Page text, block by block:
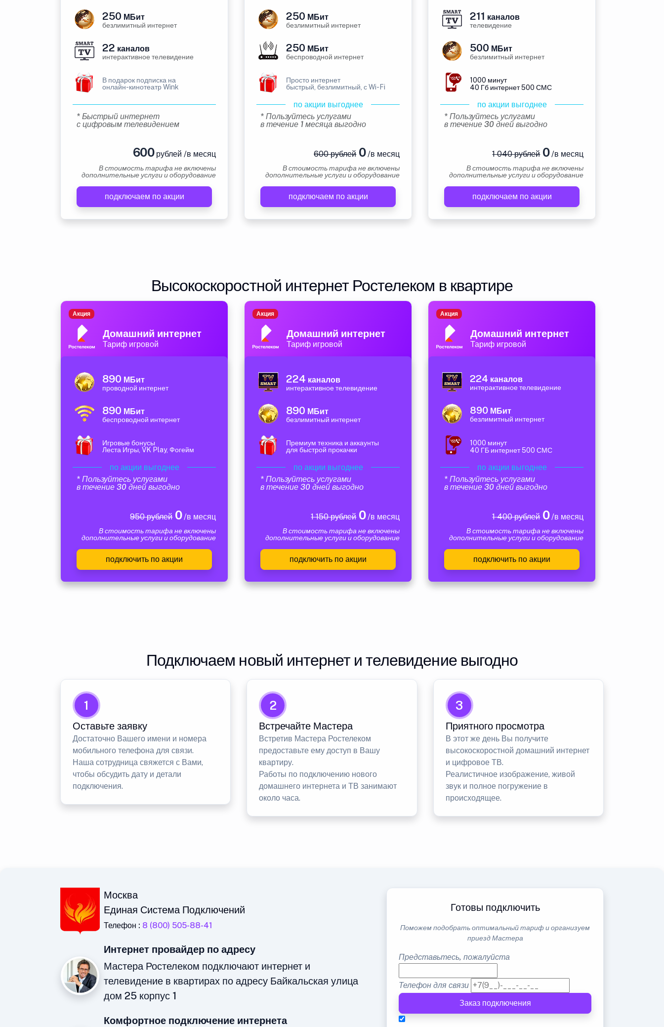
250 МБит
безлимитный интернет
22 каналов
интерактивное телевидение
В подарок подписка на
онлайн-кинотеатр Wink
* Быстрый интернет
с цифровым телевидением
600рублей /в месяц
В стоимость тарифа не включены
дополнительные услуги и оборудование
подключаем по акции
250 МБит
безлимитный интернет
250 МБит
беспроводной интернет
Просто интернет
быстрый, безлимитный, с Wi-Fi
по акции выгоднее
* Пользуйтесь услугами
в течение 1 месяца выгодно
600 рублей0/в месяц
В стоимость тарифа не включены
дополнительные услуги и оборудование
подключаем по акции
211 каналов
телевидение
500 МБит
безлимитный интернет
1000 минут
40 Гб интернет 500 СМС
по акции выгоднее
* Пользуйтесь услугами
в течение 30 дней выгодно
1 040 рублей0/в месяц
В стоимость тарифа не включены
дополнительные услуги и оборудование
подключаем по акции
Высокоскоростной интернет Ростелеком в квартире
Домашний интернет
Тариф игровой
Акция
890 МБит
проводной интернет
890 МБит
беспроводной интернет
Игровые бонусы
Леста Игры, VK Play, Фогейм
по акции выгоднее
* Пользуйтесь услугами
в течение 30 дней выгодно
950 рублей0/в месяц
В стоимость тарифа не включены
дополнительные услуги и оборудование
подключить по акции
Домашний интернет
Тариф игровой
Акция
224 каналов
интерактивное телевидение
890 МБит
безлимитный интернет
Премиум техника и аккаунты
для быстрой прокачки
по акции выгоднее
* Пользуйтесь услугами
в течение 30 дней выгодно
1 150 рублей0/в месяц
В стоимость тарифа не включены
дополнительные услуги и оборудование
подключить по акции
Домашний интернет
Тариф игровой
Акция
224 каналов
интерактивное телевидение
890 МБит
безлимитный интернет
1000 минут
40 ГБ интернет 500 СМС
по акции выгоднее
* Пользуйтесь услугами
в течение 30 дней выгодно
1 400 рублей0/в месяц
В стоимость тарифа не включены
дополнительные услуги и оборудование
подключить по акции
Подключаем новый интернет и телевидение выгодно
1
Оставьте заявку
Достаточно Вашего имени и номера
мобильного телефона для связи.
Наша сотрудница свяжется с Вами,
чтобы обсудить дату и детали
подключения.
2
Встречайте Мастера
Встретив Мастера Ростелеком
предоставьте ему доступ в Вашу
квартиру.
Работы по подключению нового
домашнего интернета и ТВ занимают
около часа.
3
Приятного просмотра
В этот же день Вы получите
высокоскоростной домашний интернет
и цифровое ТВ.
Реалистичное изображение, живой
звук и полное погружение в
происходящее.
Москва
Единая Система Подключений
Телефон : 8 (800) 505-88-41
Интернет провайдер по адресу
Мастера Ростелеком подключают интернет и
телевидение в квартирах по адресу Байкальская улица
дом 25 корпус 1
Комфортное подключение интернета
Готовы подключить
Поможем подобрать оптимальный тариф и организуем
приезд Мастера
Представьтесь, пожалуйста
Телефон для связи
Заказ подключения